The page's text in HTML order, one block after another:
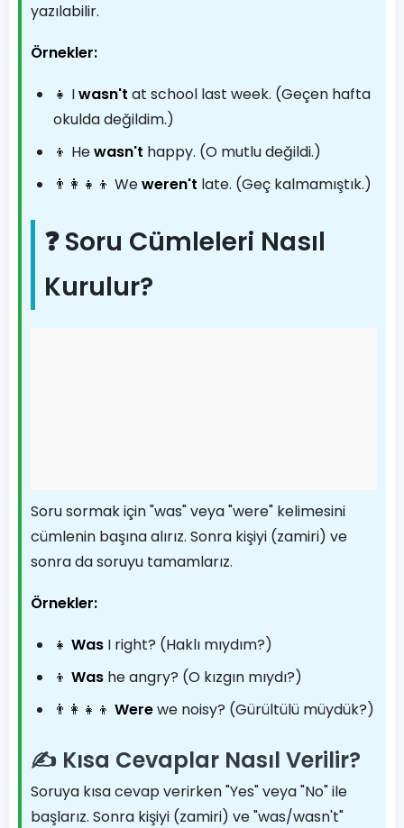
yazılabilir.
Örnekler:
👧 Iwasn't at school last week. (Geçen hafta
okulda değildim.)
👦 Hewasn't happy. (O mutlu değildi.)
👨‍👩‍👧‍👦 Weweren't late. (Geç kalmamıştık.)
❓ Soru Cümleleri Nasıl
Kurulur?
Soru sormak için "was" veya "were" kelimesini
cümlenin başına alırız. Sonra kişiyi (zamiri) ve
sonra da soruyu tamamlarız.
Örnekler:
👧 Was I right? (Haklı mıydım?)
👦 Was he angry? (O kızgın mıydı?)
👨‍👩‍👧‍👦 Werewe noisy? (Gürültülü müydük?)
✍️ Kısa Cevaplar Nasıl Verilir?
Soruya kısa cevap verirken "Yes" veya "No" ile
başlarız. Sonra kişiyi (zamiri) ve "was/wasn't"